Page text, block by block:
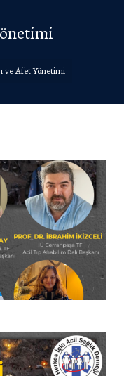
ve Afet Yönetimi